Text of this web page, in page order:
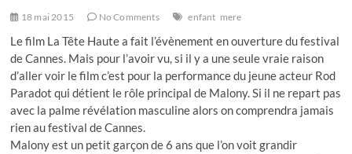
18 mai 2015 No Comments enfant mere
Le film La Tête Haute a fait l’évènement en ouverture du festival
de Cannes. Mais pour l’avoir vu, si il y a une seule vraie raison
d’aller voir le film c’est pour la performance du jeune acteur Rod
Paradot qui détient le rôle principal de Malony. Si il ne repart pas
avec la palme révélation masculine alors on comprendra jamais
rien au festival de Cannes.
Malony est un petit garçon de 6 ans que l’on voit grandir